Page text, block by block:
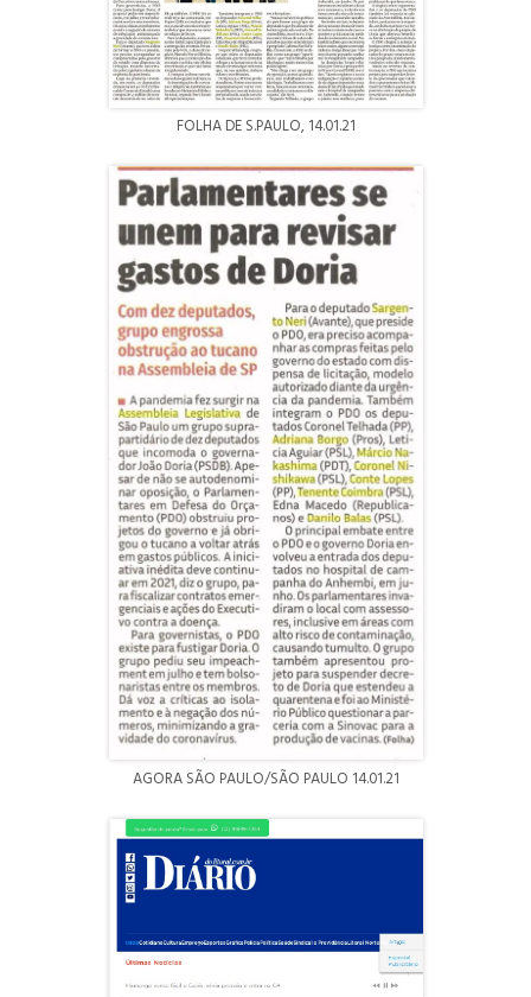
FOLHA DE S.PAULO, 14.01.21
AGORA SÃO PAULO/SÃO PAULO 14.01.21